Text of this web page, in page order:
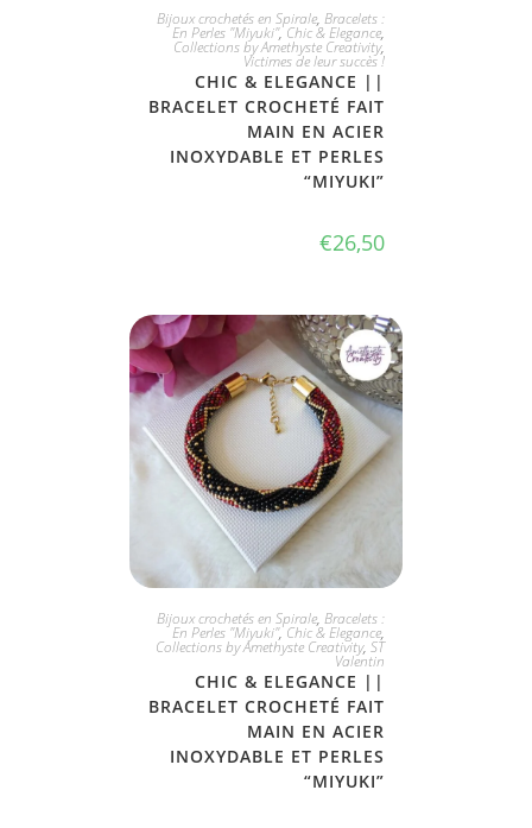
PLUS DISPONIBLE
Bijoux crochetés en Spirale, Bracelets :
En Perles "Miyuki",Chic & Elegance,
Collections by Amethyste Creativity,
Victimes de leur succès !
CHIC & ELEGANCE ||
BRACELET CROCHETÉ FAIT
MAIN EN ACIER
INOXYDABLE ET PERLES
“MIYUKI”
€26,50
JE L'ADOPTE
Bijoux crochetés en Spirale, Bracelets :
En Perles "Miyuki",Chic & Elegance,
Collections by Amethyste Creativity, ST
Valentin
CHIC & ELEGANCE ||
BRACELET CROCHETÉ FAIT
MAIN EN ACIER
INOXYDABLE ET PERLES
“MIYUKI”